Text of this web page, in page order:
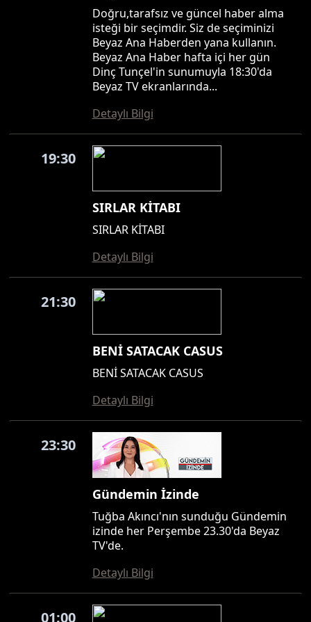
Doğru,tarafsız ve güncel haber alma
isteği bir seçimdir. Siz de seçiminizi
Beyaz Ana Haberden yana kullanın.
Beyaz Ana Haber hafta içi her gün
Dinç Tunçel'in sunumuyla 18:30'da
Beyaz TV ekranlarında...
Detaylı Bilgi
19:30
SIRLAR KİTABI
SIRLAR KİTABI
Detaylı Bilgi
21:30
BENİ SATACAK CASUS
BENİ SATACAK CASUS
Detaylı Bilgi
23:30
Gündemin İzinde
Tuğba Akıncı'nın sunduğu Gündemin
izinde her Perşembe 23.30'da Beyaz
TV'de.
Detaylı Bilgi
01:00